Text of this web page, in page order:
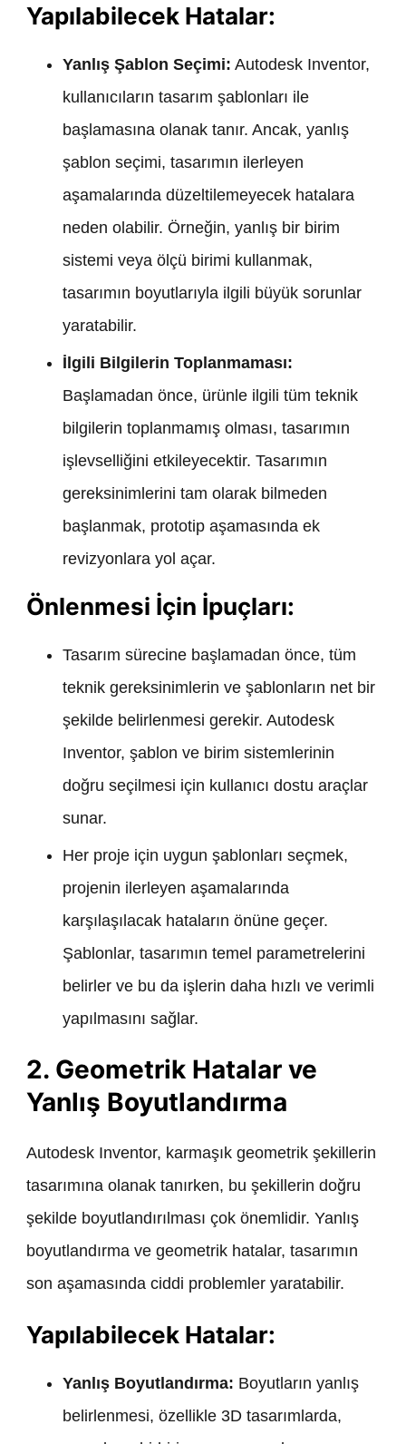
Yapılabilecek Hatalar:
Yanlış Şablon Seçimi: Autodesk Inventor,
kullanıcıların tasarım şablonları ile
başlamasına olanak tanır. Ancak, yanlış
şablon seçimi, tasarımın ilerleyen
aşamalarında düzeltilemeyecek hatalara
neden olabilir. Örneğin, yanlış bir birim
sistemi veya ölçü birimi kullanmak,
tasarımın boyutlarıyla ilgili büyük sorunlar
yaratabilir.
İlgili Bilgilerin Toplanmaması:
Başlamadan önce, ürünle ilgili tüm teknik
bilgilerin toplanmamış olması, tasarımın
işlevselliğini etkileyecektir. Tasarımın
gereksinimlerini tam olarak bilmeden
başlanmak, prototip aşamasında ek
revizyonlara yol açar.
Önlenmesi İçin İpuçları:
Tasarım sürecine başlamadan önce, tüm
teknik gereksinimlerin ve şablonların net bir
şekilde belirlenmesi gerekir. Autodesk
Inventor, şablon ve birim sistemlerinin
doğru seçilmesi için kullanıcı dostu araçlar
sunar.
Her proje için uygun şablonları seçmek,
projenin ilerleyen aşamalarında
karşılaşılacak hataların önüne geçer.
Şablonlar, tasarımın temel parametrelerini
belirler ve bu da işlerin daha hızlı ve verimli
yapılmasını sağlar.
2. Geometrik Hatalar ve
Yanlış Boyutlandırma
Autodesk Inventor, karmaşık geometrik şekillerin
tasarımına olanak tanırken, bu şekillerin doğru
şekilde boyutlandırılması çok önemlidir. Yanlış
boyutlandırma ve geometrik hatalar, tasarımın
son aşamasında ciddi problemler yaratabilir.
Yapılabilecek Hatalar:
Yanlış Boyutlandırma: Boyutların yanlış
belirlenmesi, özellikle 3D tasarımlarda,